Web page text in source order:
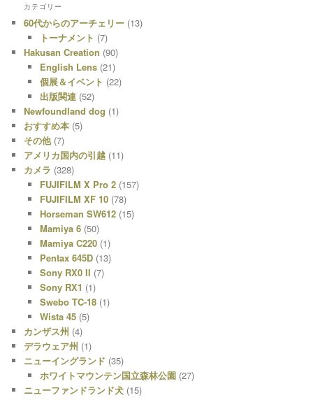
カテゴリー
60代からのアーチェリー (13)
トーナメント (7)
Hakusan Creation (90)
English Lens(21)
個展＆イベント (22)
出版関連(52)
Newfoundland dog (1)
おすすめ本 (5)
その他(7)
アメリカ国内の引越 (11)
カメラ (328)
FUJIFILM X Pro 2(157)
FUJIFILM XF 10(78)
Horseman SW612(15)
Mamiya 6(50)
Mamiya C220(1)
Pentax 645D(13)
Sony RX0 II (7)
Sony RX1 (1)
Swebo TC-18(1)
Wista 45(5)
カンザス州 (4)
デラウェア州 (1)
ニューイングランド (35)
ホワイトマウンテン国立森林公園(27)
ニューファンドランド犬 (15)